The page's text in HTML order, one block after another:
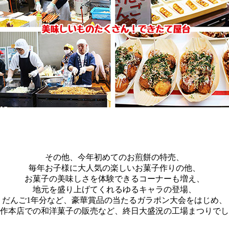
その他、今年初めてのお煎餅の特売、
毎年お子様に大人気の楽しいお菓子作りの他、
お菓子の美味しさを体験できるコーナーも増え、
地元を盛り上げてくれるゆるキャラの登場、
だんご1年分など、豪華賞品の当たるガラポン大会をはじめ、
本店での和洋菓子の販売など、終日大盛況の工場まつりで